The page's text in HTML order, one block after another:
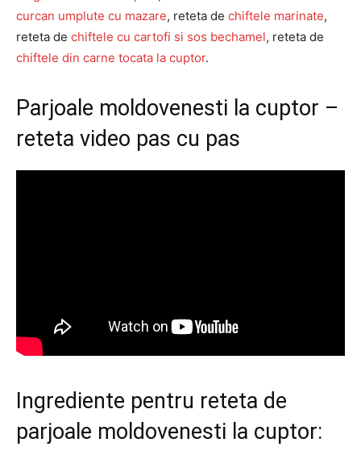
curcan umplute cu mazare, reteta de chiftele marinate,
reteta de chiftele cu cartofi si sos bechamel, reteta de
chiftele din carne tocata la cuptor.
Parjoale moldovenesti la cuptor –
reteta video pas cu pas
Ingrediente pentru reteta de
parjoale moldovenesti la cuptor: